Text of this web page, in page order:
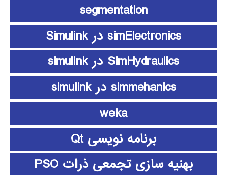
segmentation
simElectronics در Simulink
SimHydraulics در simulink
simmehanics در simulink
weka
برنامه نویسی Qt
بهنیه سازی تجمعی ذرات PSO